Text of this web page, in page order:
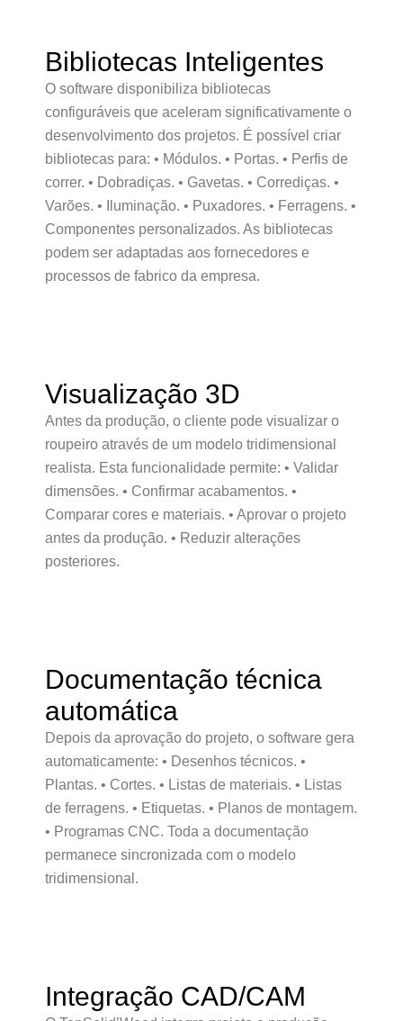
Bibliotecas Inteligentes
O software disponibiliza bibliotecas
configuráveis que aceleram significativamente o
desenvolvimento dos projetos. É possível criar
bibliotecas para: • Módulos. • Portas. • Perfis de
correr. • Dobradiças. • Gavetas. • Corrediças. •
Varões. • Iluminação. • Puxadores. • Ferragens. •
Componentes personalizados. As bibliotecas
podem ser adaptadas aos fornecedores e
processos de fabrico da empresa.
Visualização 3D
Antes da produção, o cliente pode visualizar o
roupeiro através de um modelo tridimensional
realista. Esta funcionalidade permite: • Validar
dimensões. • Confirmar acabamentos. •
Comparar cores e materiais. • Aprovar o projeto
antes da produção. • Reduzir alterações
posteriores.
Documentação técnica
automática
Depois da aprovação do projeto, o software gera
automaticamente: • Desenhos técnicos. •
Plantas. • Cortes. • Listas de materiais. • Listas
de ferragens. • Etiquetas. • Planos de montagem.
• Programas CNC. Toda a documentação
permanece sincronizada com o modelo
tridimensional.
Integração CAD/CAM